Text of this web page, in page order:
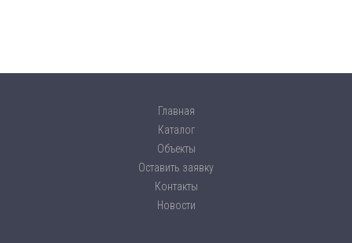
Главная
Каталог
Объекты
Оставить заявку
Контакты
Новости